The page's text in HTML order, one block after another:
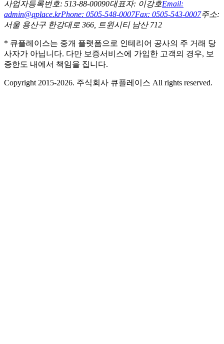
사업자등록번호: 513-88-00090대표자: 이강호Email:
admin@qplace.krPhone: 0505-548-0007Fax: 0505-543-0007주소:
서울 용산구 한강대로 366, 트윈시티 남산 712
* 큐플레이스는 중개 플랫폼으로 인테리어 공사의 주 거래 당
사자가 아닙니다. 다만 보증서비스에 가입한 고객의 경우, 보
증한도 내에서 책임을 집니다.
Copyright 2015-2026. 주식회사 큐플레이스 All rights reserved.